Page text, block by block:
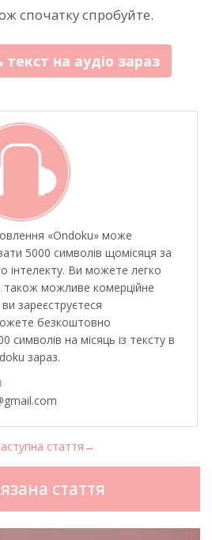
спочатку спробуйте.
текст на аудіо зараз
«Ondoku» може
5000 символів щомісяця за
інтелекту. Ви можете легко
можливе комерційне
зареєструєтеся
безкоштовно
символів на місяць із тексту в
зараз.
стаття→
стаття